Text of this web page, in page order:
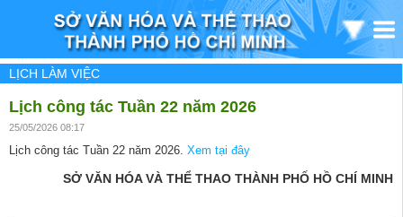
LỊCH LÀM VIỆC
Lịch công tác Tuần 22 năm 2026
25/05/2026 08:17
Lịch công tác Tuần 22 năm 2026. Xem tại đây
SỞ VĂN HÓA VÀ THỂ THAO THÀNH PHỐ HỒ CHÍ MINH